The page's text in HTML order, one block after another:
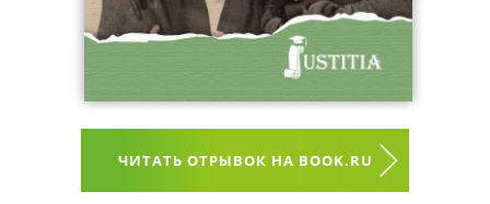
ЧИТАТЬ ОТРЫВОК НА BOOK.RU